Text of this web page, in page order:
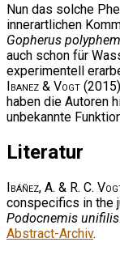
Nun das solche
innerartlichen
Gopherus
auch schon für
experimentell
Ibanez & Vogt
haben die Autoren
unbekannte
Literatur
Ibáñez, A. & R. C.
conspecifics in the
Podocnemis unifilis
Abstract-Archiv.